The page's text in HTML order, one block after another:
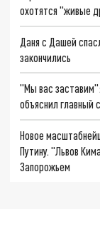
охотятся "живые
Даня с Дашей
закончились
"Мы вас
объяснил главный
Новое
Путину. "Львов
Запорожьем